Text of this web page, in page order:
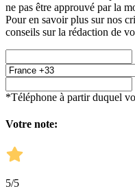
ne pas être approuvé par la
Pour en savoir plus sur nos
conseils sur la rédaction de
*Téléphone à partir duquel
Votre note:
5/5